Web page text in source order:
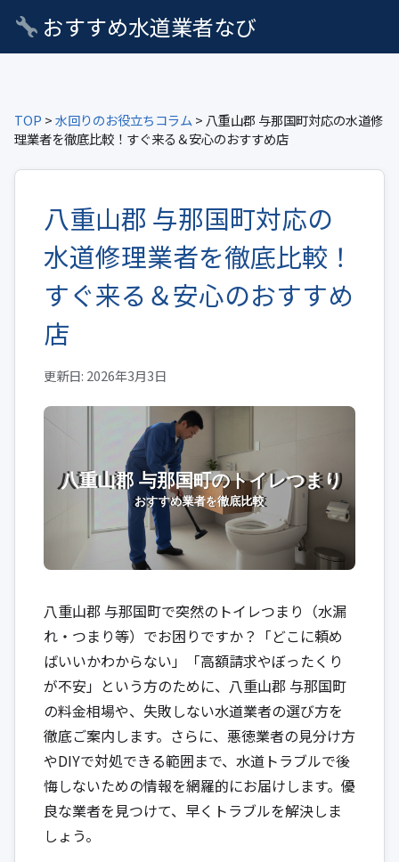
おすすめ水道業者なび
TOP >水回りのお役立ちコラム > 八重山郡 与那国町対応の水道修
理業者を徹底比較！すぐ来る＆安心のおすすめ店
八重山郡 与那国町対応の
水道修理業者を徹底比較！
すぐ来る＆安心のおすすめ
店
更新日: 2026年3月3日
八重山郡 与那国町で突然のトイレつまり（水漏
れ・つまり等）でお困りですか？「どこに頼め
ばいいかわからない」「高額請求やぼったくり
が不安」という方のために、八重山郡 与那国町
の料金相場や、失敗しない水道業者の選び方を
徹底ご案内します。さらに、悪徳業者の見分け方
やDIYで対処できる範囲まで、水道トラブルで後
悔しないための情報を網羅的にお届けします。優
良な業者を見つけて、早くトラブルを解決しま
しょう。